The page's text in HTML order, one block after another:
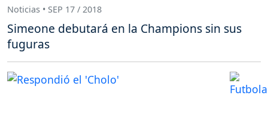
Noticias • SEP 17 / 2018
Simeone debutará en la Champions sin sus
fuguras